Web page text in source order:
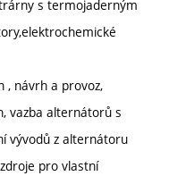
s termojaderným
, návrh a provoz,
vazba alternátorů s
vývodů z alternátoru
pro vlastní